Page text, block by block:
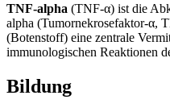
TNF-alpha (TNF-α) ist die
alpha (Tumornekrosefaktor-α,
(Botenstoff) eine zentrale
immunologischen Reaktionen
Bildung